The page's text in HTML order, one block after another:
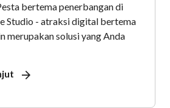
bertema penerbangan di
Studio - atraksi digital bertema
merupakan solusi yang Anda